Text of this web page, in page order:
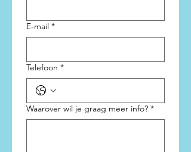
E-mail *
Telefoon *
Waarover wil je graag meer info? *